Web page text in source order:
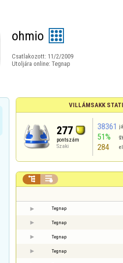
ohmio
Csatlakozott: 11/2/2009
Utoljára online: Tegnap
VILLÁMSAKK
277
pontszám
Szaki
38361
51%
284
 
Tegnap
Tegnap
Tegnap
Tegnap